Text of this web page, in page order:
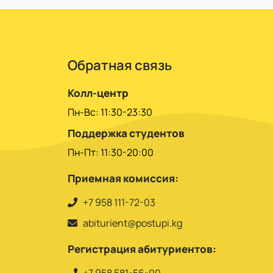
Обратная связь
Колл-центр
Пн-Вс: 11:30-23:30
Поддержка студентов
Пн-Пт: 11:30-20:00
Приемная комиссия:
+7 958 111-72-03
abiturient@postupi.kg
Регистрация абитуриентов: